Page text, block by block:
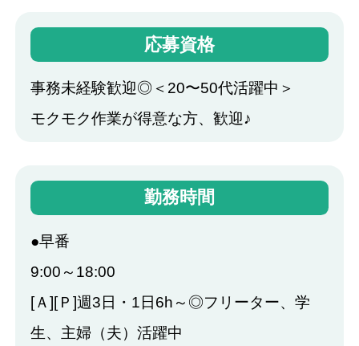
応募資格
事務未経験歓迎◎＜20〜50代活躍中＞
モクモク作業が得意な方、歓迎♪
勤務時間
●早番
9:00～18:00
[Ａ][Ｐ]週3日・1日6h～◎フリーター、学
生、主婦（夫）活躍中